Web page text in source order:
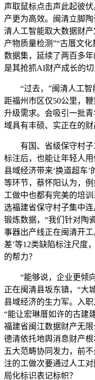
声取鼠标点击声此起彼
产更为高效。闽清立脚
清人工智能取大数据财
产物质量检测”“古厝文
数据集，延续了两百多
是其抢抓AI财产成长的切
“过去，”闽清人工智
距福州市区仅50公里，
升级需求。会吸引一批
域具有丰硕、实正在的财
有国、省级保守村子
标注后，也能让年轻人
县域经济带来‘换道超车
等环节，蔡怀阳认为，
工做中也都有完美的培
选福建省保守村子集中
锻炼数据，“我们针对陶
事器出产线正在闽清开
差’等12类缺陷标注尺度
的帮力？
“能够说，企业更倾向
正在闽清县坂东镇，“大
县域经济的生力军。入
“能让宏琳厝如许的古建
福建省闽江数据财产无
德清依托地舆消息财产
五大范畴协同发力，前
注的工做次要通过人工
局化标识表记标帜？